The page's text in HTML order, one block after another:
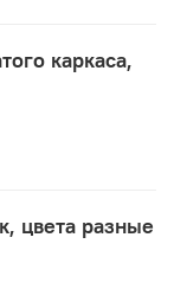
каркаса,
цвета разные